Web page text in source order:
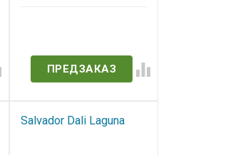
ПРЕДЗАКАЗ
Salvador Dali Laguna